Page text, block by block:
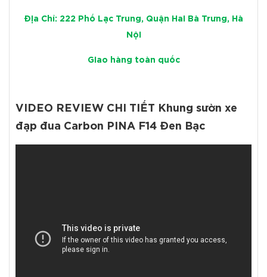
Địa Chỉ: 222 Phố Lạc Trung, Quận Hai Bà Trưng, Hà
Nội
Giao hàng toàn quốc
VIDEO REVIEW CHI TIẾT Khung sườn xe
đạp đua Carbon PINA F14 Đen Bạc